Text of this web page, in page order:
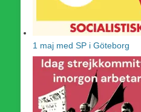
1 maj med SP i Göteborg